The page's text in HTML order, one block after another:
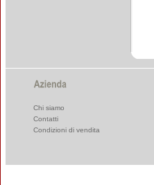
Chi siamo
Contatti
Condizioni di vendita